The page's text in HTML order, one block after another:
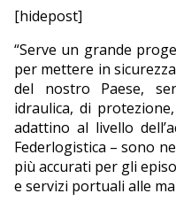
[hidepost]
“Serve un grande
per mettere in
del nostro Paese,
idraulica, di
adattino al livello
Federlogistica – sono
più accurati per gli
e servizi portuali alle